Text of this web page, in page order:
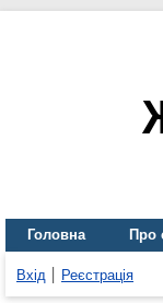
Головна Про
Вхід Реєстрація